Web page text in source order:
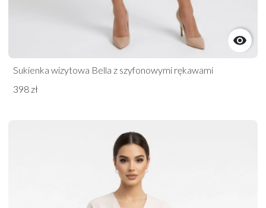

Sukienka wizytowa Bella z szyfonowymi rękawami
398 zł